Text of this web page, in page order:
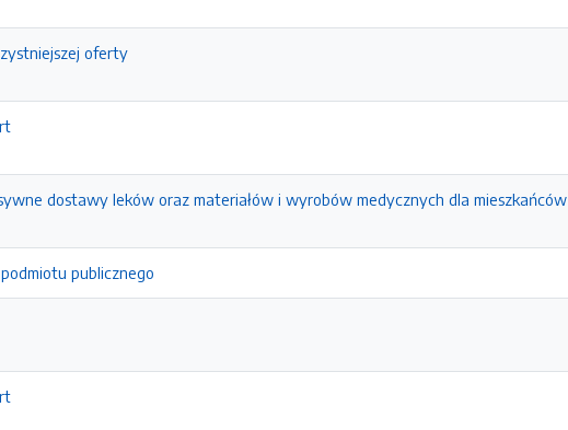
oferty
dostawy leków oraz materiałów i wyrobów medycznych dla mieszkańców
publicznego